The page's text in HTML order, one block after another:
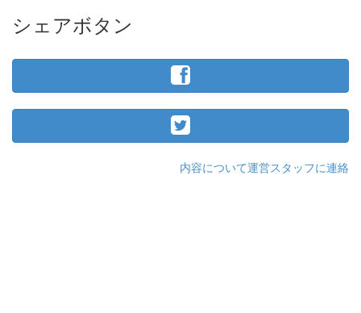
シェアボタン
内容について運営スタッフに連絡